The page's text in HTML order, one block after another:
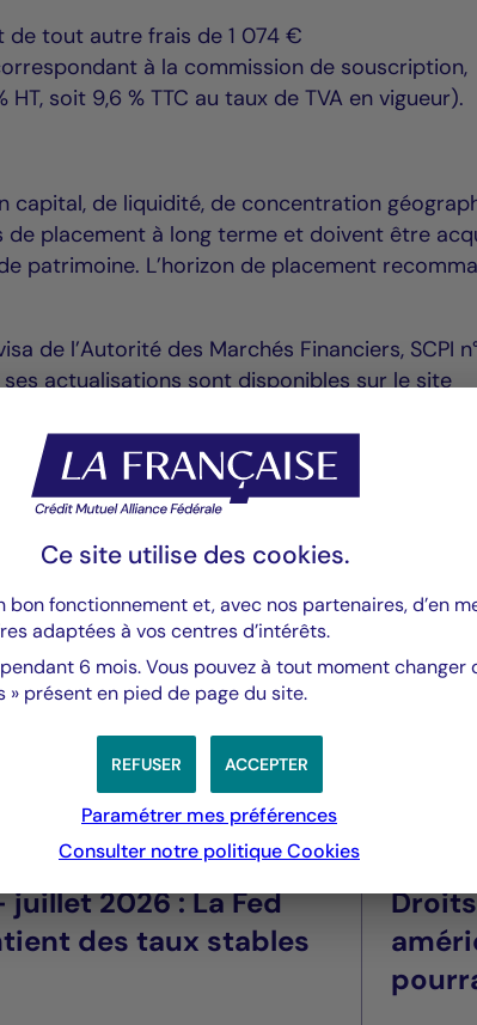
tout autre frais de 1 074 €
à la commission de souscription,
soit 9,6 % TTC au taux de TVA en vigueur).
capital, de liquidité, de concentration
de placement à long terme et doivent être
patrimoine. L’horizon de placement
de l’Autorité des Marchés Financiers, SCPI
actualisations sont disponibles sur le site
Française Real Estate Managers a reçu
juin 2007 et l’agrément AIFMdu 24/06/2014
france.org).
mobilières
juillet 2026 : La Fed
des taux stables
Ce site utilise des cookies.
bon fonctionnement et, avec nos partenaires, d’en
adaptées à vos centres d’intérêts.
6 mois. Vous pouvez à tout moment changer
» présent en pied de page du site.
ACCEPTER
REFUSER
Paramétrer mes préférences
Consulter notre politiqueCookies